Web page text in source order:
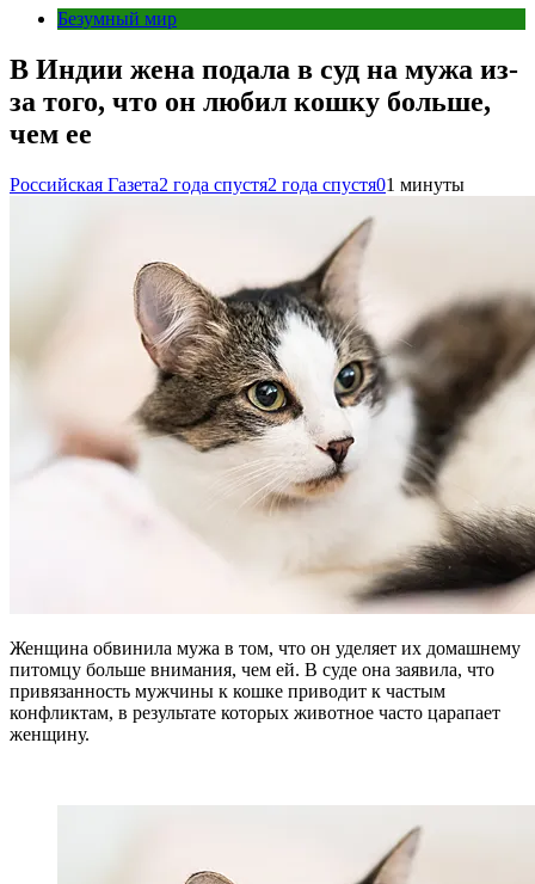
Безумный мир
В Индии жена подала в суд на мужа из-
за того, что он любил кошку больше,
чем ее
Российская Газета2 года спустя2 года спустя01 минуты
Женщина обвинила мужа в том, что он уделяет их домашнему
питомцу больше внимания, чем ей. В суде она заявила, что
привязанность мужчины к кошке приводит к частым
конфликтам, в результате которых животное часто царапает
женщину.